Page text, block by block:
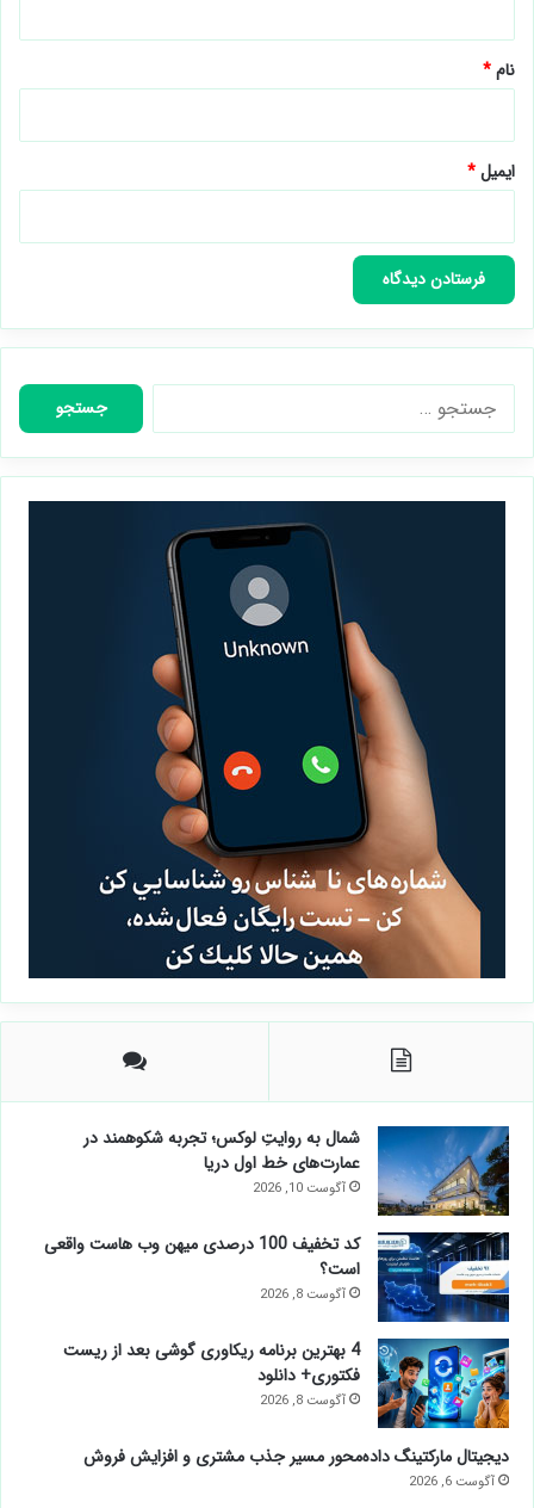
نام*
ایمیل*
جستجو
برای:
شمال به روایتِ لوکس؛ تجربه شکوهمند در
عمارت‌های خط اول دریا
آگوست 10, 2026
کد تخفیف 100 درصدی میهن وب هاست واقعی
است؟
آگوست 8, 2026
4 بهترین برنامه ریکاوری گوشی بعد از ریست
فکتوری+ دانلود
آگوست 8, 2026
دیجیتال مارکتینگ داده‌محور مسیر جذب مشتری و افزایش فروش
آگوست 6, 2026